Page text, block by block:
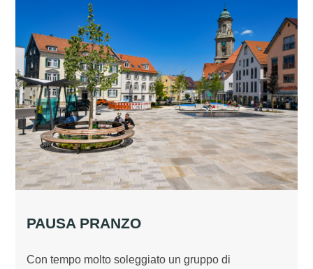
PAUSA PRANZO
Con tempo molto soleggiato un gruppo di